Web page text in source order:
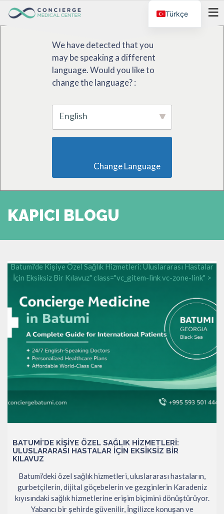
We have detected that you
may be speaking a different
language. Would you like to
change the language? :
English
MENÜ
KAPICI BLOGU
Batumi'de Kişiye Özel Sağlık Hizmetleri: Uluslararası Hastalar
İçin Eksiksiz Bir Kılavuz" class="vc_gitem-link vc-zone-link" >
BATUMI'DE KIŞIYE ÖZEL SAĞLIK HIZMETLERI:
ULUSLARARASI HASTALAR İÇIN EKSIKSIZ BIR
KILAVUZ
Batumi'deki özel sağlık hizmetleri, uluslararası hastaların,
gurbetçilerin, dijital göçebelerin ve gezginlerin Karadeniz
kıyısındaki sağlık hizmetlerine erişim biçimini dönüştürüyor.
Yabancı bir şehirde güvenilir, İngilizce konuşan ve
Türkçe